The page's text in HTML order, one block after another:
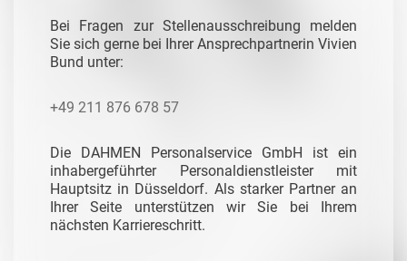
Bei Fragen zur Stellenausschreibung melden
Sie sich gerne bei Ihrer Ansprechpartnerin Vivien
Bund unter:
+49 211 876 678 57
Die DAHMEN Personalservice GmbH ist ein
inhabergeführter Personaldienstleister mit
Hauptsitz in Düsseldorf. Als starker Partner an
Ihrer Seite unterstützen wir Sie bei Ihrem
nächsten Karriereschritt.